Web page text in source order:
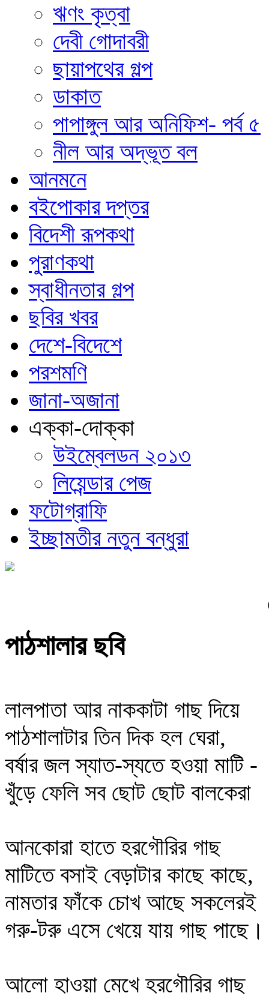
ঋণং কৃত্বা
দেবী গোদাবরী
ছায়াপথের গল্প
ডাকাত
পাপাঙ্গুল আর অনিফিশ- পর্ব ৫
নীল আর অদ্ভূত বল
আনমনে
বইপোকার দপ্তর
বিদেশী রূপকথা
পুরাণকথা
স্বাধীনতার গল্প
ছবির খবর
দেশে-বিদেশে
পরশমণি
জানা-অজানা
এক্কা-দোক্কা
উইম্বেলডন ২০১৩
লিয়েন্ডার পেজ
ফটোগ্রাফি
ইচ্ছামতীর নতুন বন্ধুরা
পাঠশালার ছবি
লালপাতা আর নাককাটা গাছ দিয়ে
পাঠশালাটার তিন দিক হল ঘেরা,
বর্ষার জল স্যাত-স্যতে হওয়া মাটি -
খুঁড়ে ফেলি সব ছোট ছোট বালকেরা
আনকোরা হাতে হরগৌরির গাছ
মাটিতে বসাই বেড়াটার কাছে কাছে,
নামতার ফাঁকে চোখ আছে সকলেরই
গরু-টরু এসে খেয়ে যায় গাছ পাছে।
আলো হাওয়া মেখে হরগৌরির গাছ